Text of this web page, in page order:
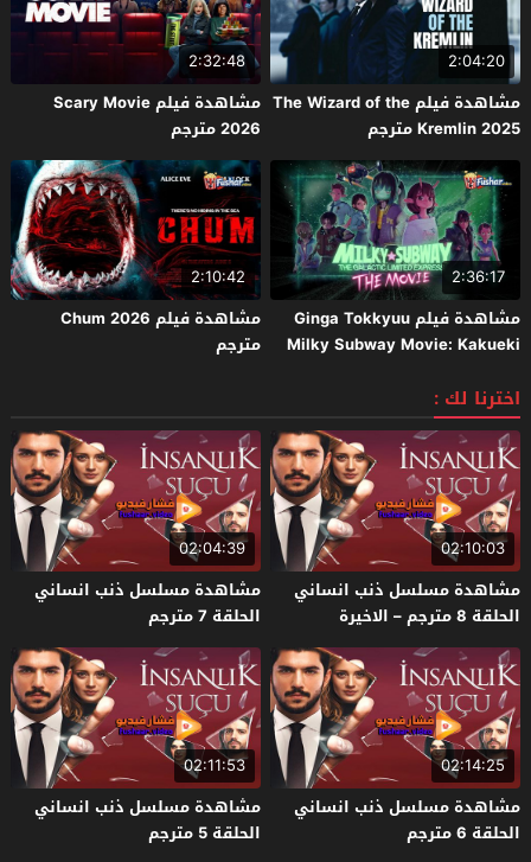
2:04:20
مشاهدة فيلم The Wizard of the
Kremlin 2025 مترجم
2:32:48
مشاهدة فيلم Scary Movie
2026 مترجم
2:36:17
مشاهدة فيلم Ginga Tokkyuu
Milky Subway Movie: Kakueki
2:10:42
مشاهدة فيلم Chum 2026
مترجم
اخترنا لك :
02:10:03
مشاهدة مسلسل ذنب انساني
الحلقة 8 مترجم – الاخيرة
02:04:39
مشاهدة مسلسل ذنب انساني
الحلقة 7 مترجم
02:14:25
مشاهدة مسلسل ذنب انساني
الحلقة 6 مترجم
02:11:53
مشاهدة مسلسل ذنب انساني
الحلقة 5 مترجم